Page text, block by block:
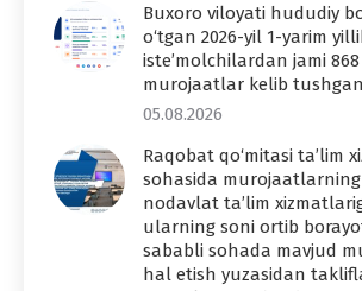
Buxoro viloyati hududiy
o‘tgan 2026-yil 1-yarim
iste’molchilardan jami
murojaatlar kelib tushgan
05.08.2026
Raqobat qo‘mitasi ta’lim
sohasida murojaatlarning
nodavlat ta’lim
ularning soni ortib
sababli sohada mavjud
hal etish yuzasidan